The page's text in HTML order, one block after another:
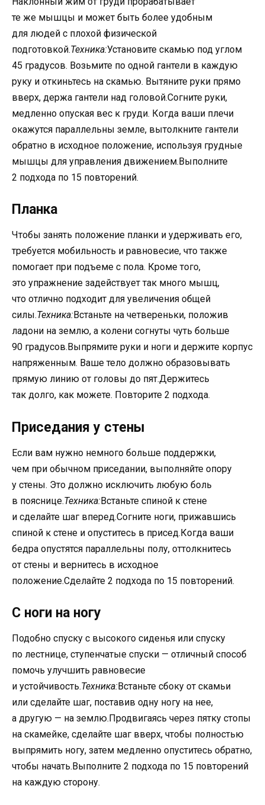
те же мышцы и может быть более удобным
для людей с плохой физической
подготовкой.Техника:Установите скамью под углом
45 градусов. Возьмите по одной гантели в каждую
руку и откиньтесь на скамью. Вытяните руки прямо
вверх, держа гантели над головой.Согните руки,
медленно опуская вес к груди. Когда ваши плечи
окажутся параллельны земле, вытолкните гантели
обратно в исходное положение, используя грудные
мышцы для управления движением.Выполните
2 подхода по 15 повторений.
Планка
Чтобы занять положение планки и удерживать его,
требуется мобильность и равновесие, что также
помогает при подъеме с пола. Кроме того,
это упражнение задействует так много мышц,
что отлично подходит для увеличения общей
силы.Техника:Встаньте на четвереньки, положив
ладони на землю, а колени согнуты чуть больше
90 градусов.Выпрямите руки и ноги и держите корпус
напряженным. Ваше тело должно образовывать
прямую линию от головы до пят.Держитесь
так долго, как можете. Повторите 2 подхода.
Приседания у стены
Если вам нужно немного больше поддержки,
чем при обычном приседании, выполняйте опору
у стены. Это должно исключить любую боль
в пояснице.Техника:Встаньте спиной к стене
и сделайте шаг вперед.Согните ноги, прижавшись
спиной к стене и опуститесь в присед.Когда ваши
бедра опустятся параллельны полу, оттолкнитесь
от стены и вернитесь в исходное
положение.Сделайте 2 подхода по 15 повторений.
С ноги на ногу
Подобно спуску с высокого сиденья или спуску
по лестнице, ступенчатые спуски — отличный способ
помочь улучшить равновесие
и устойчивость.Техника:Встаньте сбоку от скамьи
или сделайте шаг, поставив одну ногу на нее,
а другую — на землю.Продвигаясь через пятку стопы
на скамейке, сделайте шаг вверх, чтобы полностью
выпрямить ногу, затем медленно опуститесь обратно,
чтобы начать.Выполните 2 подхода по 15 повторений
на каждую сторону.